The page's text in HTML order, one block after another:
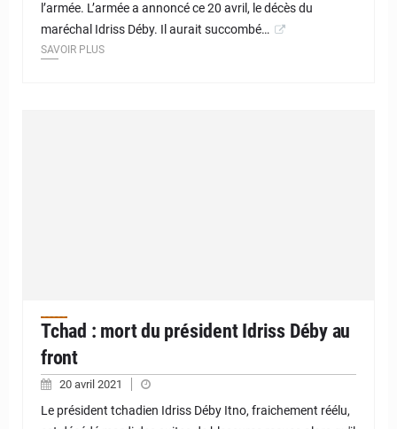
l’armée. L’armée a annoncé ce 20 avril, le décès du
maréchal Idriss Déby. Il aurait succombé…
SAVOIR PLUS
Tchad : mort du président Idriss Déby au
front
20 avril 2021
Le président tchadien Idriss Déby Itno, fraichement réélu,